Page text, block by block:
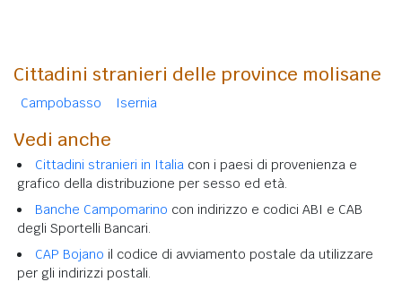
Cittadini stranieri delle province molisane
Campobasso Isernia
Vedi anche
Cittadini stranieri in Italia con i paesi di provenienza e
grafico della distribuzione per sesso ed età.
Banche Campomarino con indirizzo e codici ABI e CAB
degli Sportelli Bancari.
CAP Bojano il codice di avviamento postale da utilizzare
per gli indirizzi postali.